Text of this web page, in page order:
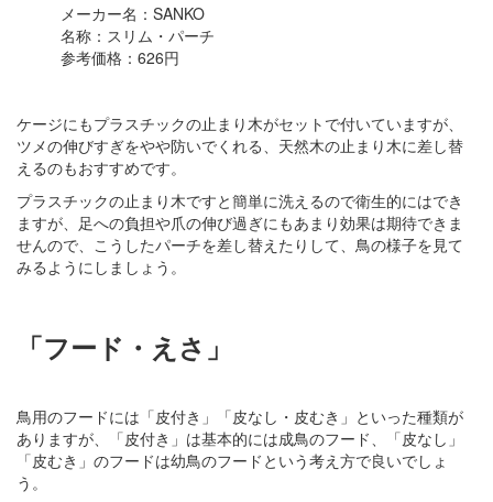
メーカー名：SANKO
名称：スリム・パーチ
参考価格：626円
ケージにもプラスチックの止まり木がセットで付いていますが、
ツメの伸びすぎをやや防いでくれる、天然木の止まり木に差し替
えるのもおすすめです。
プラスチックの止まり木ですと簡単に洗えるので衛生的にはでき
ますが、足への負担や爪の伸び過ぎにもあまり効果は期待できま
せんので、こうしたパーチを差し替えたりして、鳥の様子を見て
みるようにしましょう。
「フード・えさ」
鳥用のフードには「皮付き」「皮なし・皮むき」といった種類が
ありますが、「皮付き」は基本的には成鳥のフード、「皮なし」
「皮むき」のフードは幼鳥のフードという考え方で良いでしょ
う。